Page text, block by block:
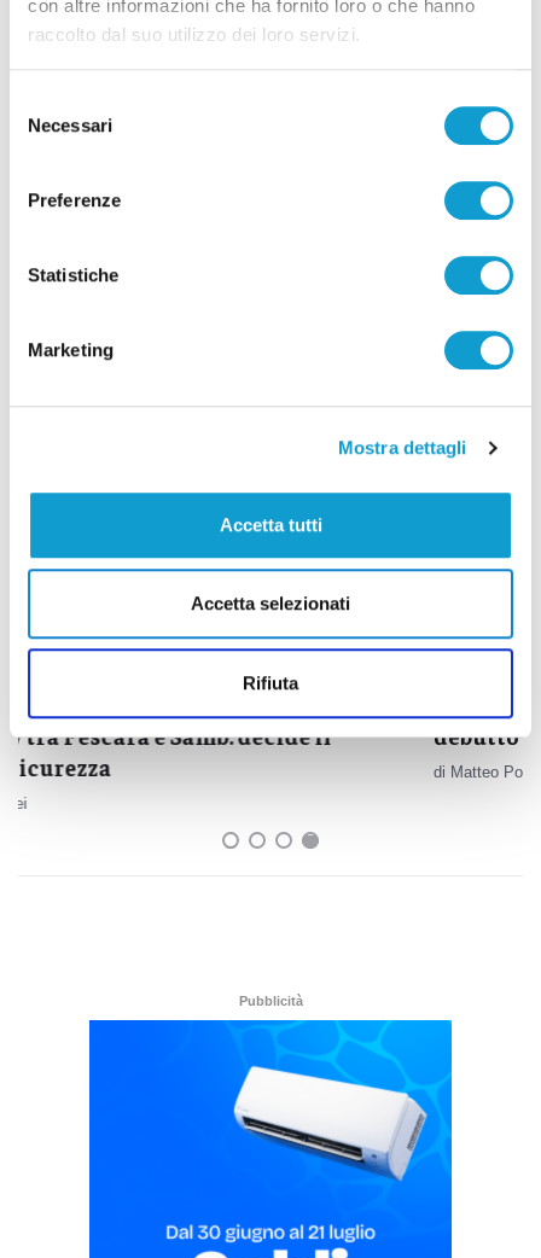
con altre informazioni che ha fornito loro o che hanno
raccolto dal suo utilizzo dei loro servizi.
delNecessari
Preferenze
Statistiche
Marketing
Mostra dettagli
Accetta tutti
Accetta selezionati
Rifiuta
Correlati
debutto del Teatro della Stoppia
di Matteo Porfiri
Pubblicità